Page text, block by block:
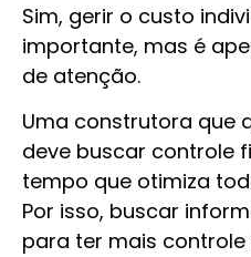
Sim, gerir o custo
importante, mas é
de atenção.
Uma construtora que
deve buscar controle
tempo que otimiza
Por isso, buscar
para ter mais